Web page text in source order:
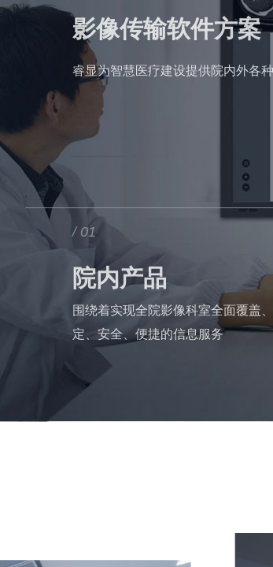
影像传输软件方案
睿显为智慧医疗建设提供院内外各
/ 01
院内产品
围绕着实现全院影像科室全面覆盖
定、安全、便捷的信息服务